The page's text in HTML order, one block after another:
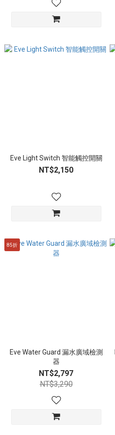
Eve Light Switch 智能觸控開關
NT$2,150
85折
Eve Water Guard 漏水廣域檢測
器
NT$2,797
NT$3,290